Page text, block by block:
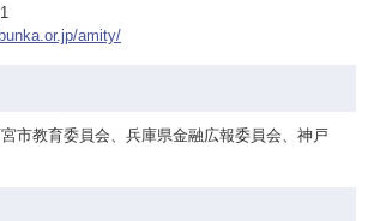
amity/
市教育委員会、兵庫県金融広報委員会、神戸